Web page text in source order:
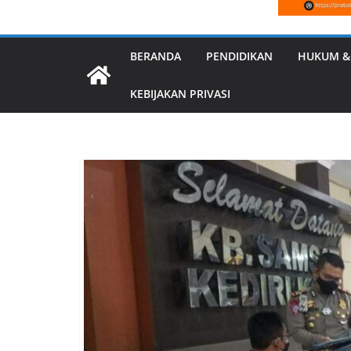
BERANDA PENDIDIKAN HUKUM
KEBIJAKAN PRIVASI